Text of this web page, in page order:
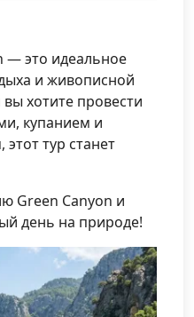
— это идеальное
и живописной
вы хотите провести
купанием и
тур станет
Green Canyon и
день на природе!